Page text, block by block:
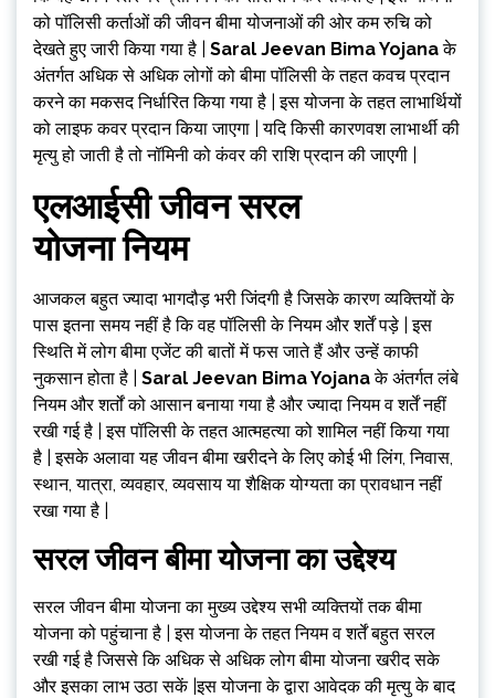
को पॉलिसी कर्ताओं की जीवन बीमा योजनाओं की ओर कम रुचि को
देखते हुए जारी किया गया है | Saral Jeevan Bima Yojanaके
अंतर्गत अधिक से अधिक लोगों को बीमा पॉलिसी के तहत कवच प्रदान
करने का मकसद निर्धारित किया गया है | इस योजना के तहत लाभार्थियों
को लाइफ कवर प्रदान किया जाएगा | यदि किसी कारणवश लाभार्थी की
मृत्यु हो जाती है तो नॉमिनी को कंवर की राशि प्रदान की जाएगी |
एलआईसी जीवन सरल
योजना नियम
आजकल बहुत ज्यादा भागदौड़ भरी जिंदगी है जिसके कारण व्यक्तियों के
पास इतना समय नहीं है कि वह पॉलिसी के नियम और शर्तें पड़े | इस
स्थिति में लोग बीमा एजेंट की बातों में फस जाते हैं और उन्हें काफी
नुकसान होता है | Saral Jeevan Bima Yojanaके अंतर्गत लंबे
नियम और शर्तों को आसान बनाया गया है और ज्यादा नियम व शर्तें नहीं
रखी गई है | इस पॉलिसी के तहत आत्महत्या को शामिल नहीं किया गया
है | इसके अलावा यह जीवन बीमा खरीदने के लिए कोई भी लिंग, निवास,
स्थान, यात्रा, व्यवहार, व्यवसाय या शैक्षिक योग्यता का प्रावधान नहीं
रखा गया है |
सरल जीवन बीमा योजना का उद्देश्य
सरल जीवन बीमा योजना का मुख्य उद्देश्य सभी व्यक्तियों तक बीमा
योजना को पहुंचाना है | इस योजना के तहत नियम व शर्तें बहुत सरल
रखी गई है जिससे कि अधिक से अधिक लोग बीमा योजना खरीद सके
और इसका लाभ उठा सकें |इस योजना के द्वारा आवेदक की मृत्यु के बाद